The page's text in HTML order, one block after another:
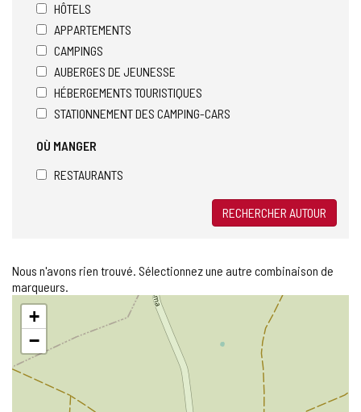
HÔTELS
APPARTEMENTS
CAMPINGS
AUBERGES DE JEUNESSE
HÉBERGEMENTS TOURISTIQUES
STATIONNEMENT DES CAMPING-CARS
OÙ MANGER
RESTAURANTS
RECHERCHER AUTOUR
Nous n'avons rien trouvé. Sélectionnez une autre combinaison de
marqueurs.
Sauter
carte
+
−